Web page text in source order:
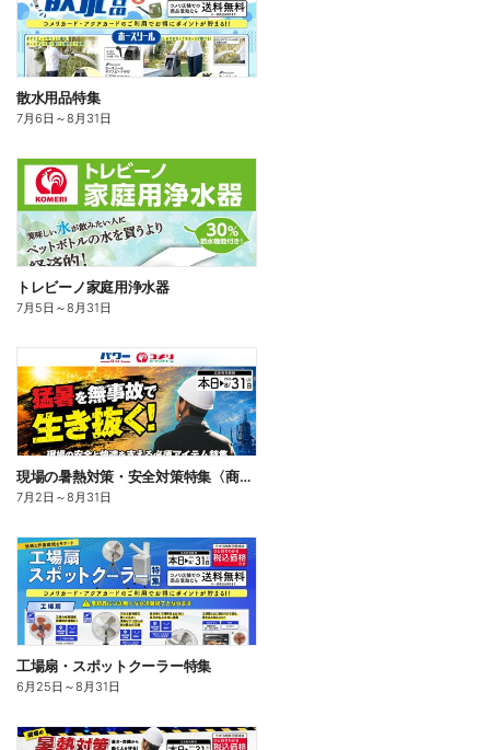
散水用品特集
7月6日 ～8月31日
トレビーノ家庭用浄水器
7月5日 ～8月31日
現場の暑熱対策・安全対策特集〈商品一例〉
7月2日 ～8月31日
工場扇・スポットクーラー特集
6月25日 ～8月31日